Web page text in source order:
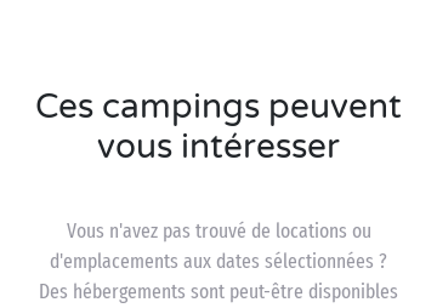
Ces campings peuvent
vous intéresser
Vous n'avez pas trouvé de locations ou
d'emplacements aux dates sélectionnées ?
Des hébergements sont peut-être disponibles